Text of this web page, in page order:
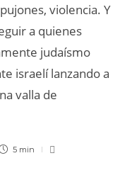
violencia. Y
a quienes
judaísmo
israelí lanzando a
valla de
5 min